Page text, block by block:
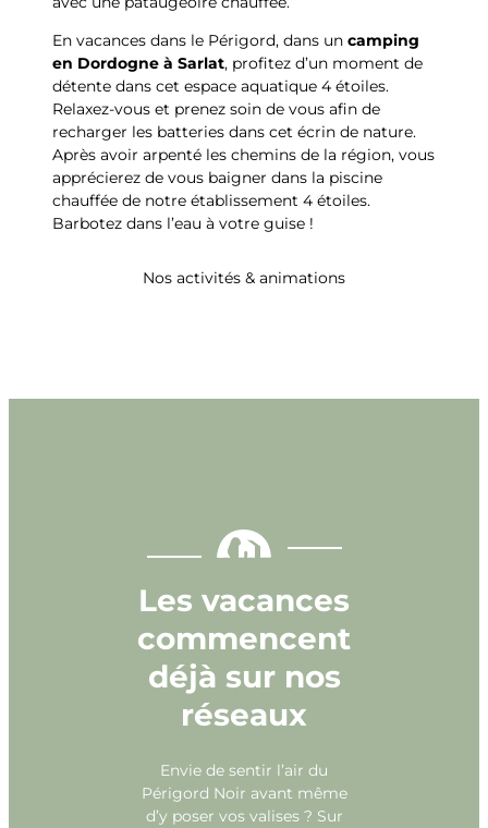
En vacances dans le Périgord, dans un camping
en Dordogne à Sarlat, profitez d’un moment de
détente dans cet espace aquatique 4 étoiles.
Relaxez-vous et prenez soin de vous afin de
recharger les batteries dans cet écrin de nature.
Après avoir arpenté les chemins de la région, vous
apprécierez de vous baigner dans la piscine
chauffée de notre établissement 4 étoiles.
Barbotez dans l’eau à votre guise !
Nos activités & animations
Les vacances
commencent
déjà sur nos
réseaux
Envie de sentir l’air du
Périgord Noir avant même
d’y poser vos valises ? Sur